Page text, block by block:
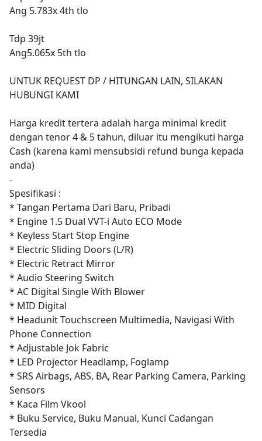
Ang 5.783x 4th tlo
Tdp 39jt
Ang5.065x 5th tlo
UNTUK REQUEST DP / HITUNGAN LAIN, SILAKAN
HUBUNGI KAMI
Harga kredit tertera adalah harga minimal kredit
dengan tenor 4 & 5 tahun, diluar itu mengikuti harga
Cash (karena kami mensubsidi refund bunga kepada
anda)
-
Spesifikasi :
* Tangan Pertama Dari Baru, Pribadi
* Engine 1.5 Dual VVT-i Auto ECO Mode
* Keyless Start Stop Engine
* Electric Sliding Doors (L/R)
* Electric Retract Mirror
* Audio Steering Switch
* AC Digital Single With Blower
* MID Digital
* Headunit Touchscreen Multimedia, Navigasi With
Phone Connection
* Adjustable Jok Fabric
* LED Projector Headlamp, Foglamp
* SRS Airbags, ABS, BA, Rear Parking Camera, Parking
Sensors
* Kaca Film Vkool
* Buku Service, Buku Manual, Kunci Cadangan
Tersedia